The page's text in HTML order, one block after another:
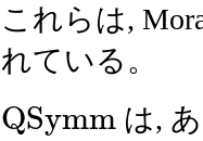
これらは,
れている。
QSymm は,